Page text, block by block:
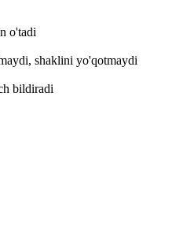
o'tadi
shaklini yo'qotmaydi
bildiradi